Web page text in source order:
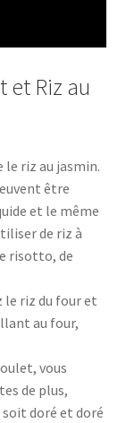
et Riz au
riz au jasmin.
être
et le même
de riz à
risotto, de
riz du four et
au four,
vous
de plus,
doré et doré